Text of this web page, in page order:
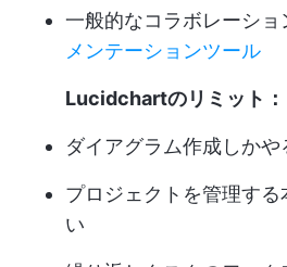
一般的なコラボレーショ
メンテーションツール
Lucidchartのリミット：
ダイアグラム作成しかや
プロジェクトを管理す
い